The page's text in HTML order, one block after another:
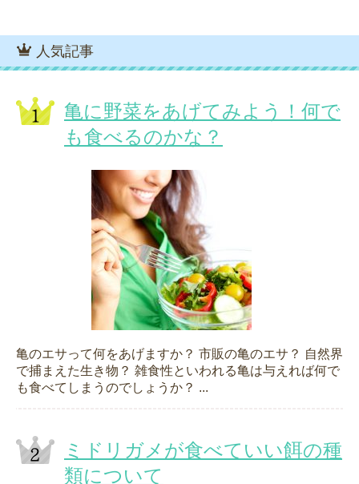
人気記事
亀に野菜をあげてみよう！何で
も食べるのかな？
亀のエサって何をあげますか？ 市販の亀のエサ？ 自然界
で捕まえた生き物？ 雑食性といわれる亀は与えれば何で
も食べてしまうのでしょうか？ ...
ミドリガメが食べていい餌の種
類について